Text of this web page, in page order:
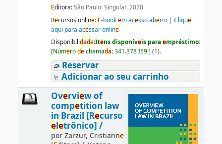
Editora:São Paulo: Singular, 2020
Recursos online: E-bookem acesso aberto| Clique
aqui para acessar online
Disponibilidade:Itens disponíveis paraempréstimo:
[Númerodechamada:341.378 I59i] (1).
Reservar
Adicionar ao seu carrinho
Overview of
competition law
in Brazil [Recurso
eletrônico] /
porZarzur, Cristianne